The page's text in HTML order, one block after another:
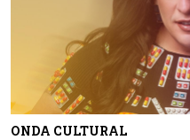
ONDA CULTURAL